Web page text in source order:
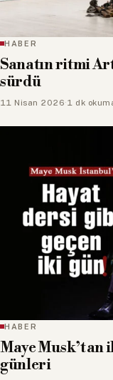
HABER
Sanatın ritmi
sürdü
11 Nisan 2026·1 dk
HABER
Maye Musk’tan
günleri